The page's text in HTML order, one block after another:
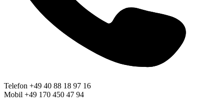
Telefon +49 40 88 18 97 16
Mobil +49 170 450 47 94